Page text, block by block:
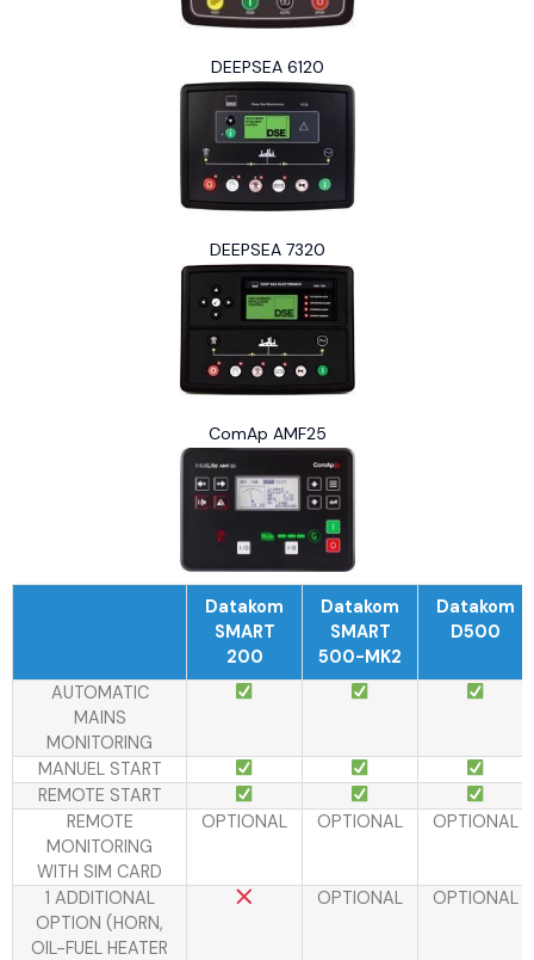
DEEPSEA 6120
DEEPSEA 7320
ComAp AMF25
Datakom
SMART
200
Datakom
SMART
500-MK2
Datakom
D500
AUTOMATIC
MAINS
MONITORING
MANUEL START
REMOTE START
REMOTE
MONITORING
WITH SIM CARD
OPTIONAL OPTIONAL OPTIONAL
1 ADDITIONAL
OPTION (HORN,
OIL-FUEL HEATER
OPTIONAL OPTIONAL